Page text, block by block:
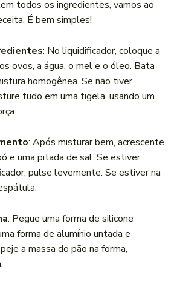
todos os ingredientes, vamos ao
É bem simples!
: No liquidificador, coloque a
ovos, a água, o mel e o óleo. Bata
homogênea. Se não tiver
tudo em uma tigela, usando um
: Após misturar bem, acrescente
e uma pitada de sal. Se estiver
pulse levemente. Se estiver na
: Pegue uma forma de silicone
forma de alumínio untada e
a massa do pão na forma,